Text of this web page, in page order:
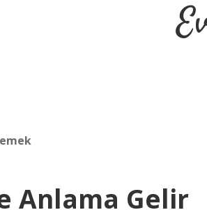
Anlama Gelir